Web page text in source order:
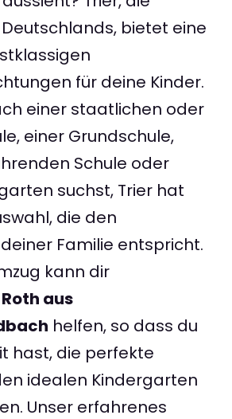
bietet eine
für deine Kinder.
einer staatlichen oder
einer Grundschule,
Schule oder
suchst, Trier hat
die den
Familie entspricht.
kann dir
aus
helfen, so dass du
hast, die perfekte
idealen Kindergarten
Unser erfahrenes